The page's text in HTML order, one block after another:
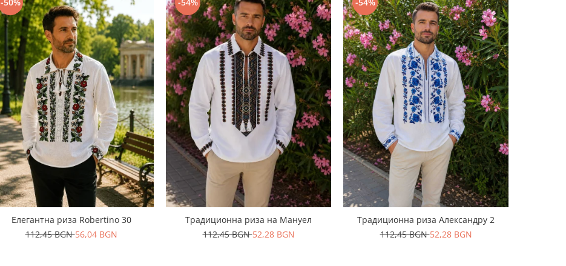
Елегантна риза Robertino 30
112,45 BGN56,04 BGN
Традиционна риза на Мануел
112,45 BGN52,28 BGN
Традиционна риза Александру 2
112,45 BGN52,28 BGN